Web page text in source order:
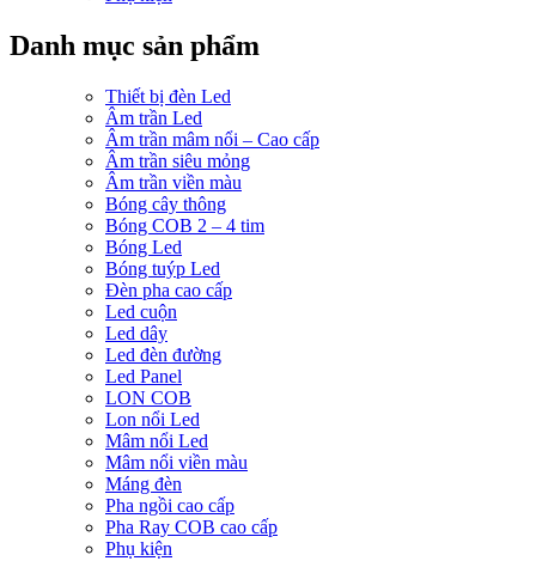
Danh mục sản phẩm
Thiết bị đèn Led
Âm trần Led
Âm trần mâm nổi – Cao cấp
Âm trần siêu mỏng
Âm trần viền màu
Bóng cây thông
Bóng COB 2 – 4 tim
Bóng Led
Bóng tuýp Led
Đèn pha cao cấp
Led cuộn
Led dây
Led đèn đường
Led Panel
LON COB
Lon nổi Led
Mâm nổi Led
Mâm nổi viền màu
Máng đèn
Pha ngồi cao cấp
Pha Ray COB cao cấp
Phụ kiện